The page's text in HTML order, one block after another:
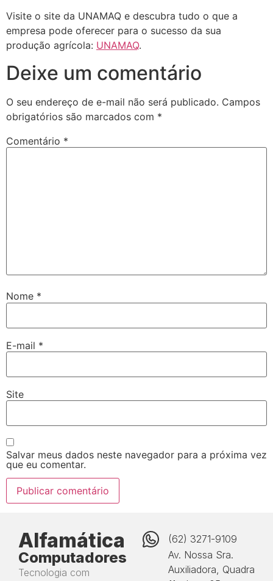
Visite o site da UNAMAQ e descubra tudo o que a
empresa pode oferecer para o sucesso da sua
produção agrícola: UNAMAQ.
Deixe um comentário
O seu endereço de e-mail não será publicado. Campos
obrigatórios são marcados com *
Comentário *
Nome *
E-mail *
Site
Salvar meus dados neste navegador para a próxima vez
que eu comentar.
Alfamática
Computadores
Tecnologia com
(62) 3271-9109
Av. Nossa Sra.
Auxiliadora, Quadra